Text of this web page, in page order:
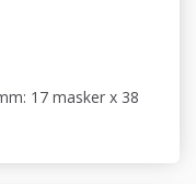
17 masker x 38